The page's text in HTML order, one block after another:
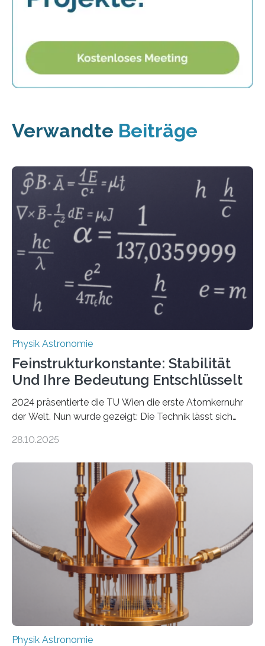
Verwandte Beiträge
Physik Astronomie
Feinstrukturkonstante: Stabilität
Und Ihre Bedeutung Entschlüsselt
2024 präsentierte die TU Wien die erste Atomkernuhr
der Welt. Nun wurde gezeigt: Die Technik lässt sich
fundamentalen Physik nachzugehen. Thorium-
Messungen verwenden. Das hatte man jahrzehntelang
vermutet, weltweit war nach den passenden
Atomkern-Zuständen gesucht worden, 2024 gelang
einem Team der TU Wien mit Unterstützung
internationaler Partner der entscheidende Durchbruch:
Der lange diskutierte Thorium-Kernübergang wurde
gefunden. Kurz darauf konnte man zeigen, dass sich
Thorium tatsächlich nutzen lässt, um hochpräzise…
28.10.2025
Physik Astronomie